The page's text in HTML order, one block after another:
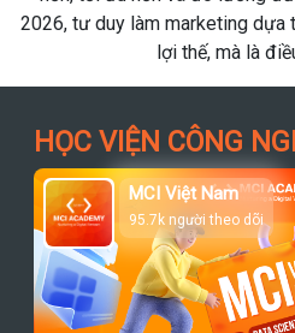
2026, tư duy làm marketing dựa
lợi thế, mà là
HỌC VIỆN CÔNG
MCI Việt Nam
95.7k người theo dõi